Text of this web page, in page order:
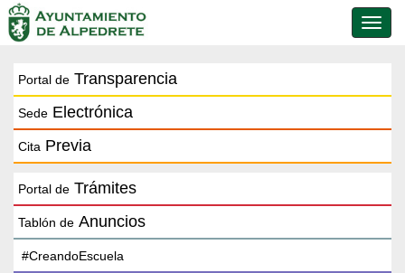
de
Portal de Transparencia
Sede Electrónica
Cita Previa
Portal de Trámites
Tablón de Anuncios